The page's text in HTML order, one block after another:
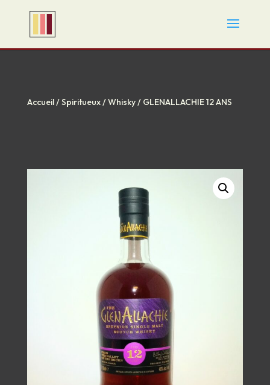
Accueil/Spiritueux/Whisky/ GLENALLACHIE 12 ANS